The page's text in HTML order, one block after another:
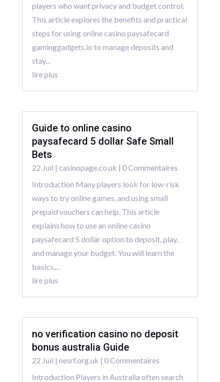
players who want privacy and budget control.
This article explores the benefits and practical
steps for using online casino paysafecard
gaminggadgets.io to manage deposits and
stay...
lire plus
Guide to online casino
paysafecard 5 dollar Safe Small
Bets
22 Juil | casinopage.co.uk | 0 Commentaires
Introduction Many players look for low-risk
ways to try online games, and using small
prepaid vouchers can help. This article
explains how to use an online casino
paysafecard 5 dollar option to deposit, play,
and manage your budget. You will learn the
basics,...
lire plus
no verification casino no deposit
bonus australia Guide
22 Juil | nesrf.org.uk | 0 Commentaires
Introduction Players in Australia often search